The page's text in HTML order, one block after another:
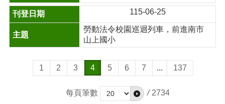
115-06-25
勞動法令校園巡迴列車，前進南市
山上國小
1 2 3 4 5 6 7 ... 137
每頁筆數 / 2734